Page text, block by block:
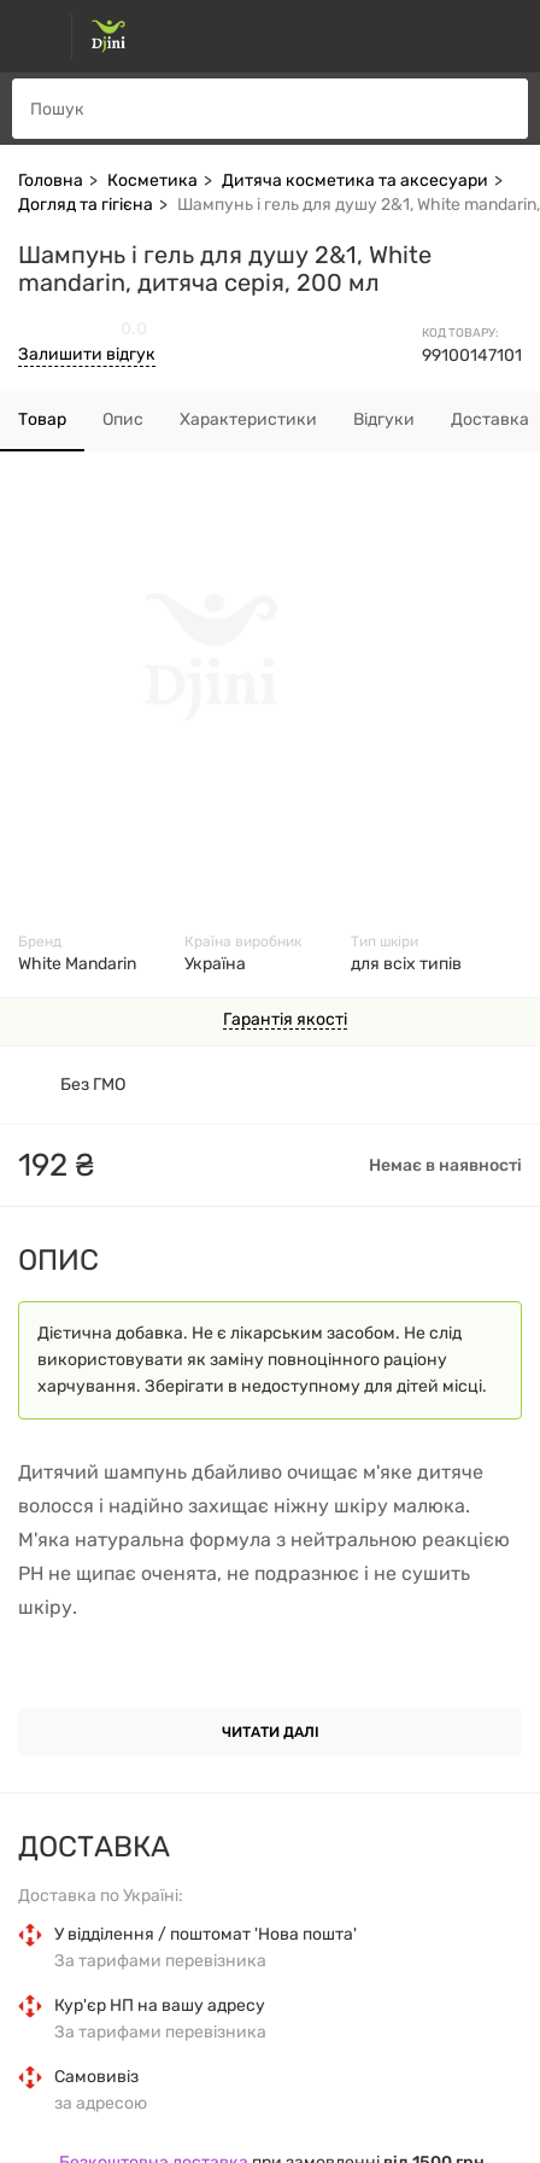
Головна Косметика
Дитяча косметика та аксесуари
Догляд та гігієна
Шампунь і гель для душу 2&1, White
Шампунь і гель для душу 2&1, White
mandarin, дитяча серія, 200 мл
КОД ТОВАРУ:
99100147101
Залишити відгук
Товар Опис Характеристики Відгуки Доставка
Гарантія якості
192 ₴ Немає в наявності
Без ГМО
ДОСТАВКА
Доставка по Україні:
У відділення / поштомат 'Нова пошта'
За тарифами перевізника
Кур'єр НП на вашу адресу
За тарифами перевізника
Самовивіз
за адресою
Бренд
White Mandarin
Країна виробник
Україна
Тип шкіри
для всіх типів
ОПИС
Дієтична добавка. Не є лікарським засобом. Не слід
використовувати як заміну повноцінного раціону
харчування. Зберігати в недоступному для дітей місці.
Дитячий шампунь дбайливо очищає м'яке дитяче
волосся і надійно захищає ніжну шкіру малюка.
М'яка натуральна формула з нейтральною реакцією
PH не щипає оченята, не подразнює і не сушить
шкіру.
0% - синтетичних ароматизаторів,
0% - інших продуктів нафтохімії, здатних
викликати подразнення і сухість шкіри.
ЧИТАТИ ДАЛІ